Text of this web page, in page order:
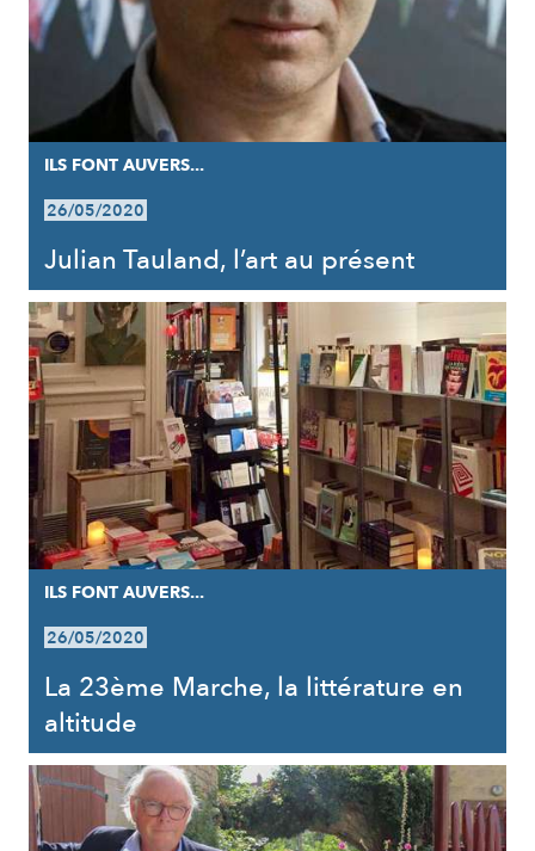
ILS FONT AUVERS...
26/05/2020
Julian Tauland, l’art au présent
ILS FONT AUVERS...
26/05/2020
La 23ème Marche, la littérature en
altitude